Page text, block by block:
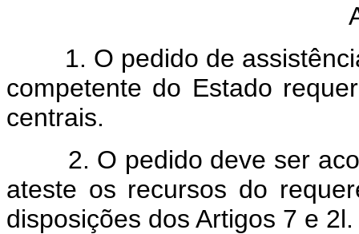
1. O pedido de assistência
competente do Estado
centrais.
2. O pedido deve ser
ateste os recursos do
disposições dos Artigos 7 e 2l.